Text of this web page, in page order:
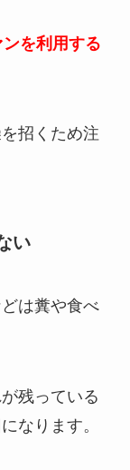
を利用する
招くため注
い
は糞や食べ
残っている
なります。